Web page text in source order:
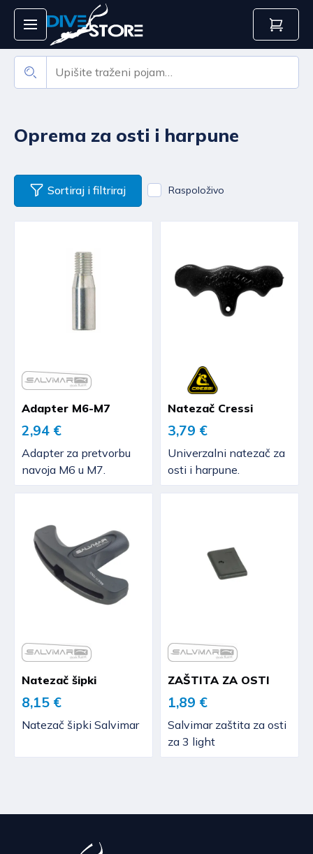
Oprema za osti i harpune
Sortiraj i filtriraj Raspoloživo
Adapter M6-M7
2,94 €
Adapter za pretvorbu
navoja M6 u M7.
Natezač Cressi
3,79 €
Univerzalni natezač za
osti i harpune.
Natezač šipki
8,15 €
Natezač šipki Salvimar
ZAŠTITA ZA OSTI
1,89 €
Salvimar zaštita za osti
za 3 light